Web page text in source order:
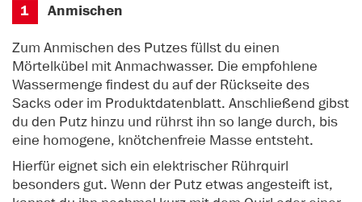
1 Anmischen
Zum Anmischen des Putzes füllst du einen
Mörtelkübel mit Anmachwasser. Die empfohlene
Wassermenge findest du auf der Rückseite des
Sacks oder im Produktdatenblatt. Anschließend gibst
du den Putz hinzu und rührst ihn so lange durch, bis
eine homogene, knötchenfreie Masse entsteht.
Hierfür eignet sich ein elektrischer Rührquirl
besonders gut. Wenn der Putz etwas angesteift ist,